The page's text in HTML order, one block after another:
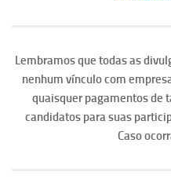
Lembramos que todas as
nenhum vínculo com
quaisquer pagamentos de
candidatos para suas
Caso